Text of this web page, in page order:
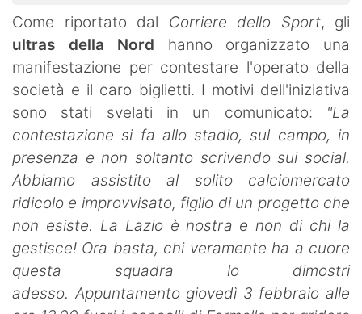
Come riportato dal Corriere dello Sport, gli
ultras della Nord hanno organizzato una
manifestazione per contestare l'operato della
società e il caro biglietti. I motivi dell'iniziativa
sono stati svelati in un comunicato: "La
contestazione si fa allo stadio, sul campo, in
presenza e non soltanto scrivendo sui social.
Abbiamo assistito al solito calciomercato
ridicolo e improvvisato, figlio di un progetto che
non esiste. La Lazio è nostra e non di chi la
gestisce! Ora basta, chi veramente ha a cuore
questa squadra lo dimostri
adesso. Appuntamento giovedì 3 febbraio alle